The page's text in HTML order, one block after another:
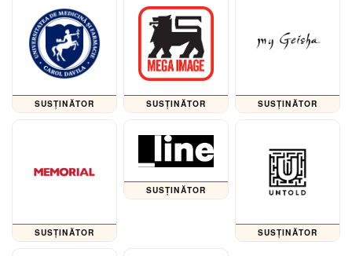
SUSȚINĂTOR SUSȚINĂTOR SUSȚINĂTOR
SUSȚINĂTOR
SUSȚINĂTOR
SUSȚINĂTOR